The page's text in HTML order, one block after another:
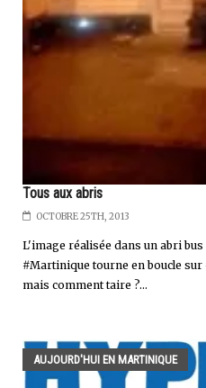
Tous aux abris
OCTOBRE 25TH, 2013
L'image réalisée dans un abri bus
#Martinique tourne en boucle sur
mais comment taire ?...
AUJOURD'HUI EN MARTINIQUE